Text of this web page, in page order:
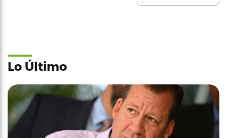
Lo Último